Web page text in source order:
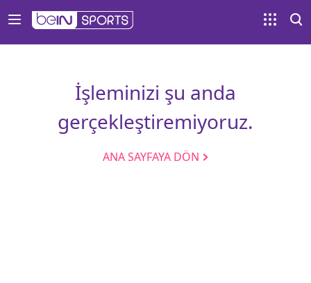
İşleminizi şu anda
gerçekleştiremiyoruz.
ANA SAYFAYA DÖN